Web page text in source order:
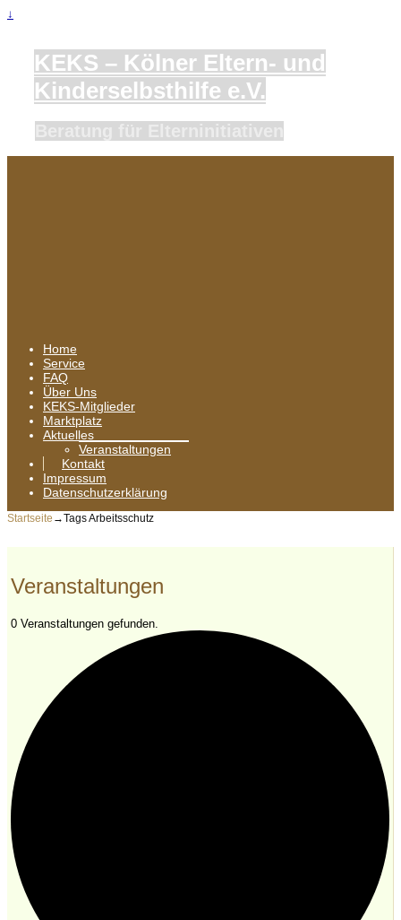
↓
KEKS – Kölner Eltern- und
Kinderselbsthilfe e.V.
Home
Service
FAQ
Über Uns
KEKS-Mitglieder
Marktplatz
Aktuelles
Veranstaltungen
Kontakt
Impressum
Datenschutzerklärung
Startseite →TagsArbeitsschutz
0 Veranstaltungen gefunden.